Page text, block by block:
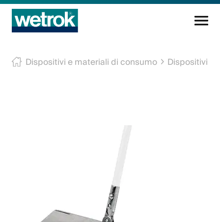
Prodotti di pulizia
L'azienda
Dispositivi e materiali di consumo Dispositivi e